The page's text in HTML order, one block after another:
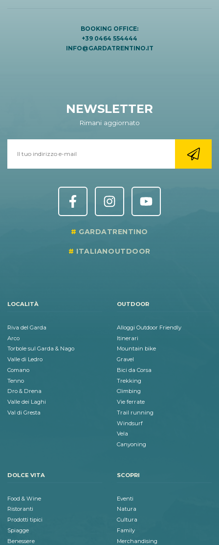
BOOKING OFFICE:
+39 0464 554444
INFO@GARDATRENTINO.IT
NEWSLETTER
Rimani aggiornato
GARDATRENTINO
ITALIANOUTDOOR
LOCALITÀ
Riva del Garda
Arco
Torbole sul Garda & Nago
Valle di Ledro
Comano
Tenno
Dro & Drena
Valle dei Laghi
Val di Gresta
OUTDOOR
Alloggi Outdoor Friendly
Itinerari
Mountain bike
Gravel
Bici da Corsa
Trekking
Climbing
Vie ferrate
Trail running
Windsurf
Vela
Canyoning
DOLCE VITA
Food & Wine
Ristoranti
Prodotti tipici
Spiagge
Benessere
SCOPRI
Eventi
Natura
Cultura
Family
Merchandising